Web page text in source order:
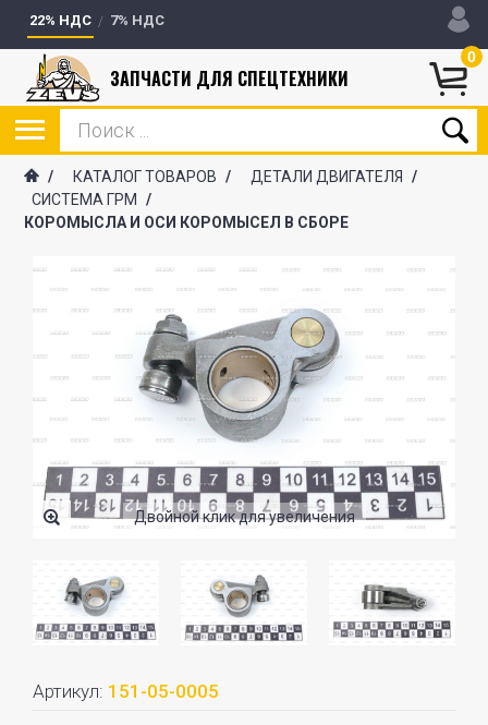
22% НДС 7% НДС
0
ЗАПЧАСТИ ДЛЯ СПЕЦТЕХНИКИ
/ КАТАЛОГ ТОВАРОВ / ДЕТАЛИ ДВИГАТЕЛЯ
/
СИСТЕМА ГРМ
/
КОРОМЫСЛА И ОСИ КОРОМЫСЕЛ В СБОРЕ
Двойной клик для увеличения
Артикул: 151-05-0005